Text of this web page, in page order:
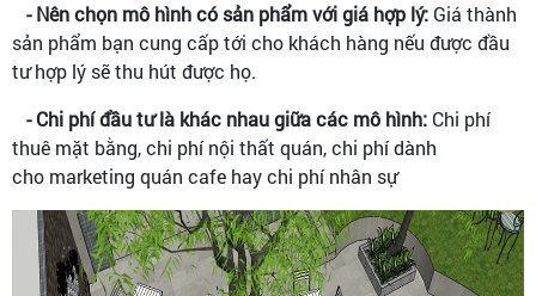
- Nên chọn mô hình có sản phẩm với giá hợp lý: Giá thành
sản phẩm bạn cung cấp tới cho khách hàng nếu được đầu
tư hợp lý sẽ thu hút được họ.
- Chi phí đầu tư là khác nhau giữa các mô hình: Chi phí
thuê mặt bằng, chi phí nội thất quán, chi phí dành
cho marketing quán cafe hay chi phí nhân sự